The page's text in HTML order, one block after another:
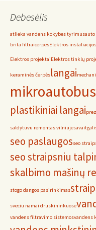
Debesėlis
atlieka vandens kokybes tyrimus
brita filtraicerpesElektros
Elektros projektaiElektros tinklų
keraminės čerpėslangai
plastikiniai langai
saldytuvu remontas vilniuje
seo paslaugosseo
seo straipsniu
skalbimo mašinų
stogo dangos pasirinkimas
sveciu namai druskininkuose
vandens filtravimo sistemosvandens